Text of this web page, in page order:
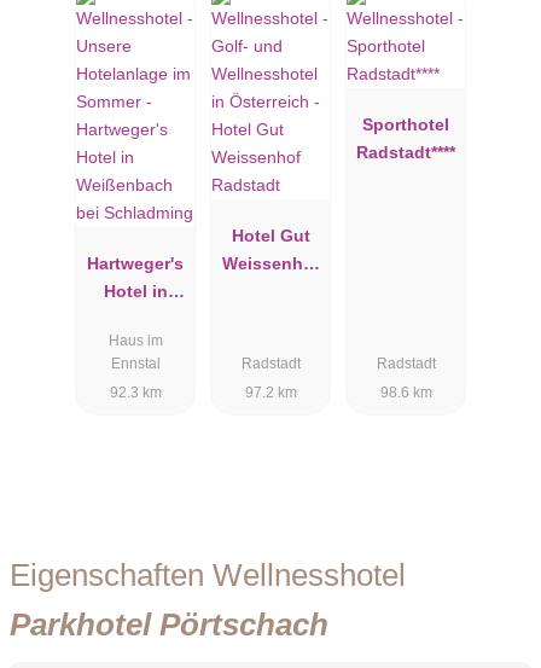
Hartweger's
Hotel in
bei
Schladming
Haus im
Ennstal
92.3 km
Hotel Gut
Weissenhof
Radstadt
97.2 km
Sporthotel
Radstadt****
Radstadt
98.6 km
Eigenschaften Wellnesshotel
Parkhotel Pörtschach